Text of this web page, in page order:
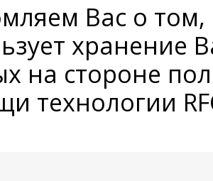
Вас о
хранение
на стороне
технологии